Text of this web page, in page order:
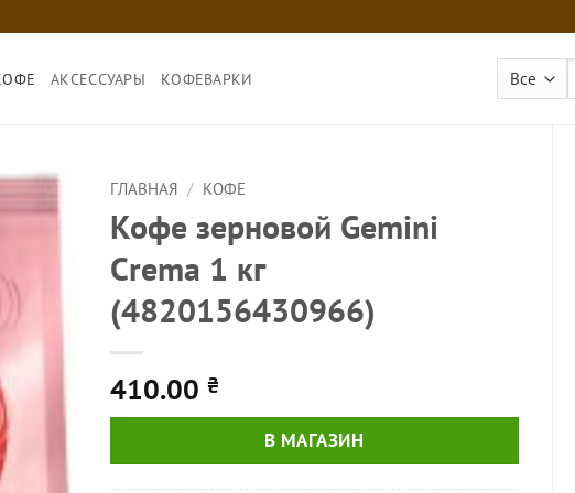
АКСЕССУАРЫ КОФЕВАРКИ
ГЛАВНАЯ / КОФЕ
Кофе зерновой Gemini
Сrema 1 кг
(4820156430966)
410.00 ₴
В МАГАЗИН